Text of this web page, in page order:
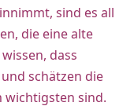
sind es all
die eine alte
dass
schätzen die
wichtigsten sind.